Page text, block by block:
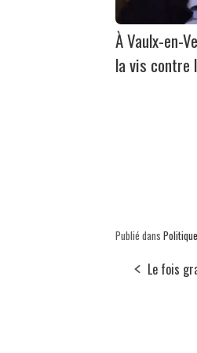
À Vaulx-en-
la vis contre
Publié dans Politique
Le fois